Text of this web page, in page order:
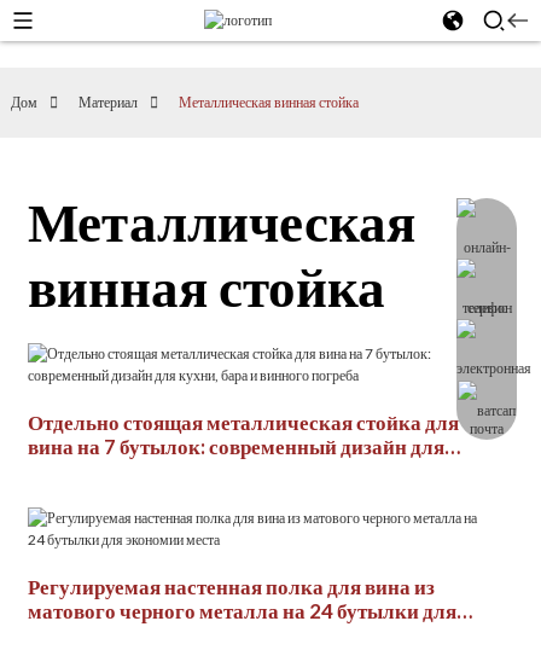
Дом Материал Металлическая винная стойка
Металлическая
винная стойка
Отдельно стоящая металлическая стойка для
вина на 7 бутылок: современный дизайн для
Регулируемая настенная полка для вина из
матового черного металла на 24 бутылки для